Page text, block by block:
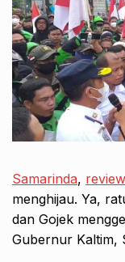
Samarinda,
menghijau. Ya,
dan Gojek
Gubernur Kaltim,